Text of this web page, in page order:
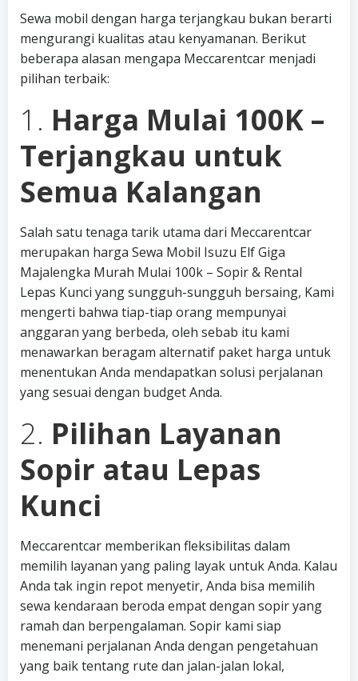
Sewa mobil dengan harga terjangkau bukan berarti
mengurangi kualitas atau kenyamanan. Berikut
beberapa alasan mengapa Meccarentcar menjadi
pilihan terbaik:
1. Harga Mulai 100K –
Terjangkau untuk
Semua Kalangan
Salah satu tenaga tarik utama dari Meccarentcar
merupakan harga Sewa Mobil Isuzu Elf Giga
Majalengka Murah Mulai 100k – Sopir & Rental
Lepas Kunci yang sungguh-sungguh bersaing, Kami
mengerti bahwa tiap-tiap orang mempunyai
anggaran yang berbeda, oleh sebab itu kami
menawarkan beragam alternatif paket harga untuk
menentukan Anda mendapatkan solusi perjalanan
yang sesuai dengan budget Anda.
2. Pilihan Layanan
Sopir atau Lepas
Kunci
Meccarentcar memberikan fleksibilitas dalam
memilih layanan yang paling layak untuk Anda. Kalau
Anda tak ingin repot menyetir, Anda bisa memilih
sewa kendaraan beroda empat dengan sopir yang
ramah dan berpengalaman. Sopir kami siap
menemani perjalanan Anda dengan pengetahuan
yang baik tentang rute dan jalan-jalan lokal,